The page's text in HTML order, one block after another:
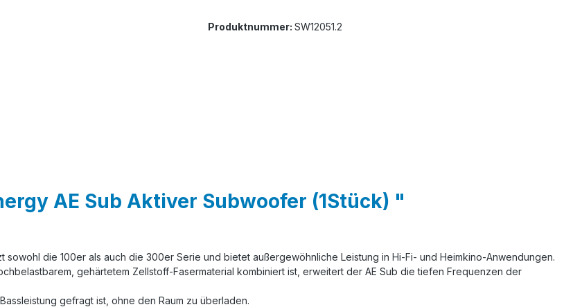
Produktnummer: SW12051.2
AE Sub Aktiver Subwoofer (1Stück) "
die 100er als auch die 300er Serie und bietet außergewöhnliche Leistung in Hi-Fi- und Heimkino-Anwendungen.
gehärtetem Zellstoff-Fasermaterial kombiniert ist, erweitert der AE Sub die tiefen Frequenzen der
gefragt ist, ohne den Raum zu überladen.